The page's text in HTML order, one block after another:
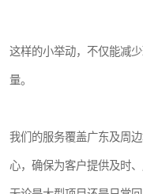
这样的小举动，不仅能减
量。
我们的服务覆盖广东及周
心，确保为客户提供及时、